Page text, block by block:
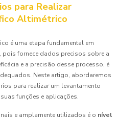
para Realizar
Altimétrico
é uma etapa fundamental em
pois fornece dados precisos sobre a
e a precisão desse processo, é
Neste artigo, abordaremos
para realizar um levantamento
funções e aplicações.
e amplamente utilizados é o nível